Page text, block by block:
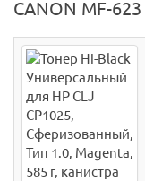
CANON MF-623